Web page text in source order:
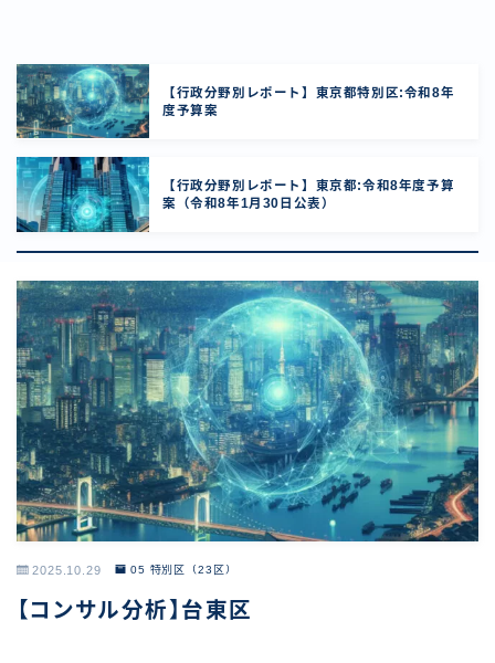
【行政分野別レポート】東京都特別区:令和8年
度予算案
【行政分野別レポート】東京都:令和8年度予算
案（令和8年1月30日公表）
2025.10.29 05 特別区（23区）
【コンサル分析】台東区